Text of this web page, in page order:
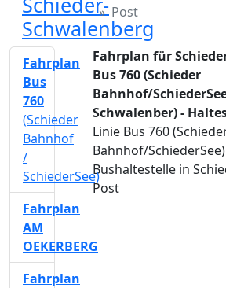
Schwalenberg
Post
Fahrplan für
Bus 760 (Schieder
Bahnhof/
Schwalenber) -
Linie Bus 760
Bahnhof/
Bushaltestelle in
Post
Fahrplan
Bus
760
(Schieder
Bahnhof
/
SchiederSee)
Fahrplan
AM
OEKERBERG
Fahrplan